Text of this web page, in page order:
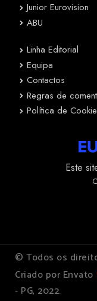
Junior Eurovision
ABU
Linha Editorial
Equipa
Contactos
Regras de
Política de
Este
© Todos os
Criado por Envato
- PG, 2022.